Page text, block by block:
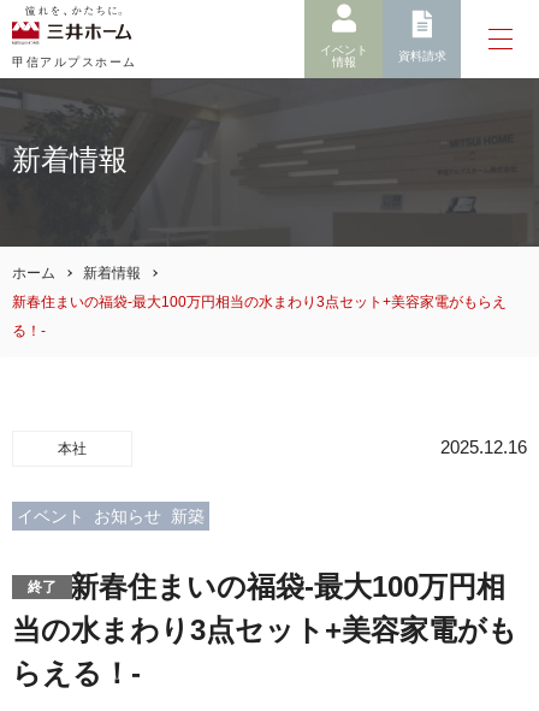
甲信アルプスホーム
イベント
情報
資料請求
新着情報
ホーム
新着情報
新春住まいの福袋-最大100万円相当の水まわり3点セット+美容家電がもらえ
る！-
本社 2025.12.16
イベント お知らせ 新築
新春住まいの福袋-最大100万円相
当の水まわり3点セット+美容家電がも
らえる！-